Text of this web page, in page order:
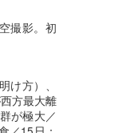
撮影。初
け方）、
方最大離
が極大／